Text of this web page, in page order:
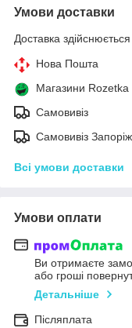
Умови доставки
Доставка
Нова Пошта
Магазини Rozetka
Самовивіз
Самовивіз
Всі умови доставки
Умови оплати
Ви отримаєте
або гроші
Детальніше
Післяплата